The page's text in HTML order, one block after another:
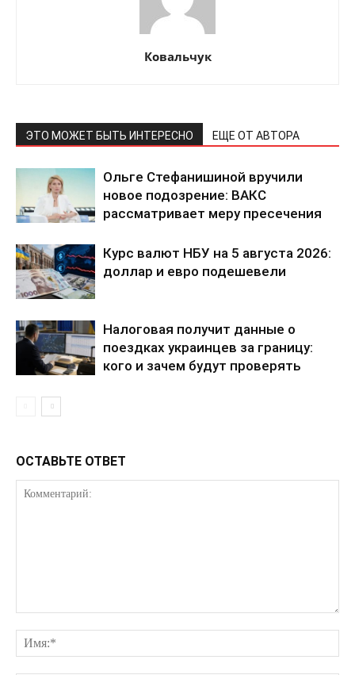
О нас
Политика конфиденциальности
Отказ от ответственности
Подписка
Мой аккаунт
Реклама
Контакты
Ковальчук
ЭТО МОЖЕТ БЫТЬ ИНТЕРЕСНО ЕЩЕ ОТ АВТОРА
Ольге Стефанишиной вручили
новое подозрение: ВАКС
рассматривает меру пресечения
Курс валют НБУ на 5 августа 2026:
доллар и евро подешевели
Налоговая получит данные о
поездках украинцев за границу:
кого и зачем будут проверять
ОСТАВЬТЕ ОТВЕТ